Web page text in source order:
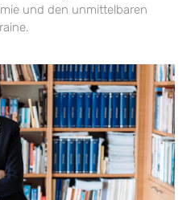
und den unmittelbaren